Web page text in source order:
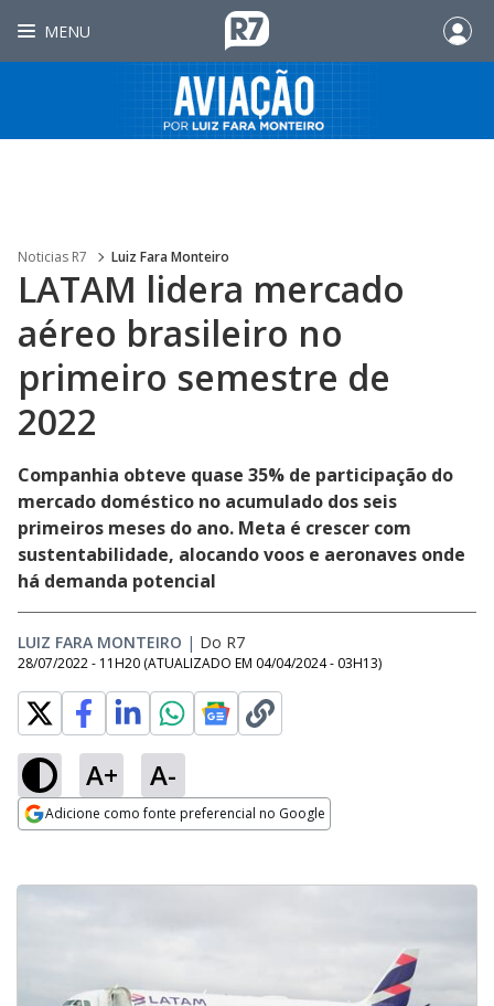
MENU
Noticias R7 Luiz Fara Monteiro
LATAM lidera mercado
aéreo brasileiro no
primeiro semestre de
2022
Companhia obteve quase 35% de participação do
mercado doméstico no acumulado dos seis
primeiros meses do ano. Meta é crescer com
sustentabilidade, alocando voos e aeronaves onde
há demanda potencial
LUIZ FARA MONTEIRO | Do R7
28/07/2022 - 11H20 (ATUALIZADO EM 04/04/2024 - 03H13)
A+ A-
Adicione como fonte preferencial no Google